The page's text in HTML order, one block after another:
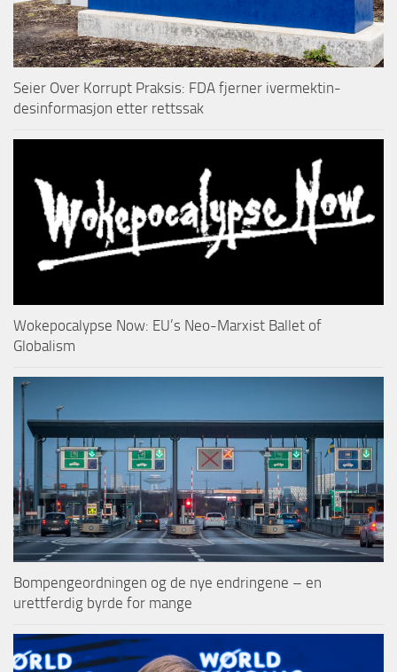
Seier Over Korrupt Praksis: FDA fjerner ivermektin-
desinformasjon etter rettssak
Wokepocalypse Now: EU’s Neo-Marxist Ballet of
Globalism
Bompengeordningen og de nye endringene – en
urettferdig byrde for mange